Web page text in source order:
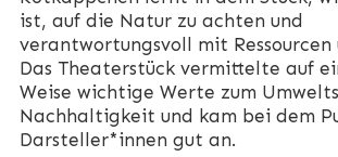
ist, auf die Natur zu achten und
verantwortungsvoll mit Ressourcen
Das Theaterstück vermittelte auf
Weise wichtige Werte zum
Nachhaltigkeit und kam bei dem
Darsteller*innen gut an.